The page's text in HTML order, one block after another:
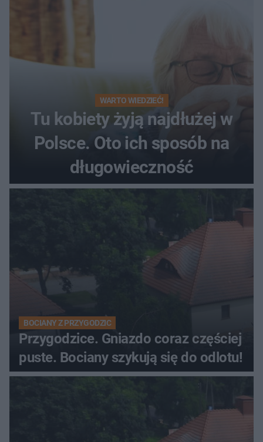
WARTO WIEDZIEĆ!
Tu kobiety żyją najdłużej w
Polsce. Oto ich sposób na
długowieczność
BOCIANY Z PRZYGODZIC
Przygodzice. Gniazdo coraz częściej
puste. Bociany szykują się do odlotu!